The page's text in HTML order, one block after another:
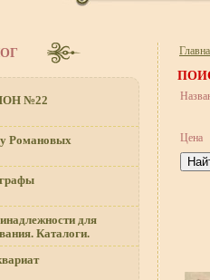
№22
Романовых
для
Каталоги.
Цена